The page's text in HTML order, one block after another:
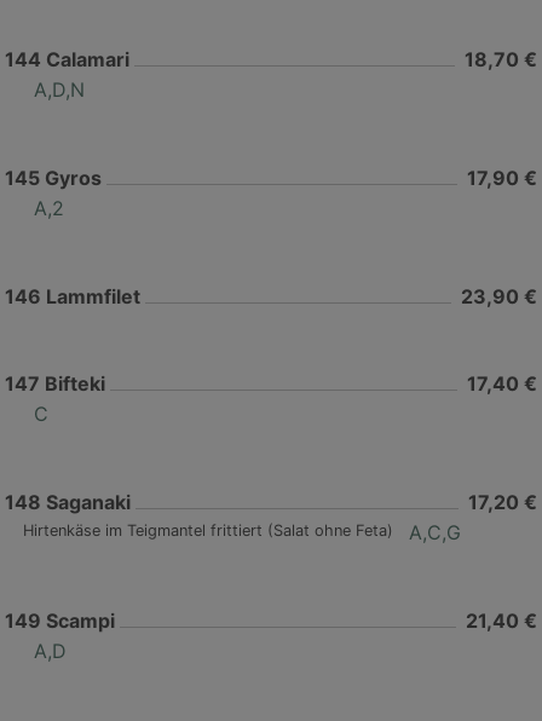
144 Calamari
18,70 €
A,D,N
145 Gyros
17,90 €
A,2
146 Lammfilet 23,90 €
147 Bifteki
17,40 €
C
148 Saganaki 17,20 €
Hirtenkäse im Teigmantel frittiert (Salat ohne Feta) A,C,G
149 Scampi
21,40 €
A,D